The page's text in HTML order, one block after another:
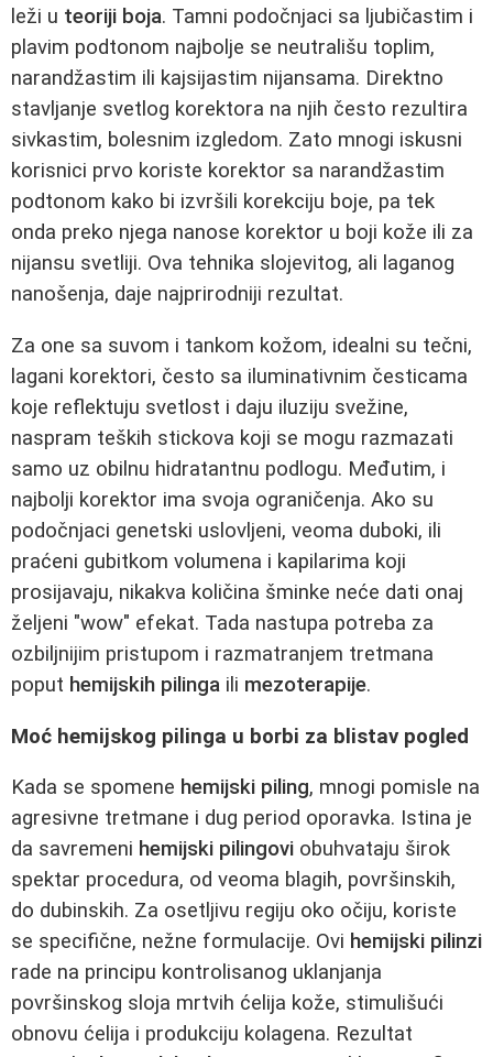
leži u teoriji boja. Tamni podočnjaci sa ljubičastim i
plavim podtonom najbolje se neutrališu toplim,
narandžastim ili kajsijastim nijansama. Direktno
stavljanje svetlog korektora na njih često rezultira
sivkastim, bolesnim izgledom. Zato mnogi iskusni
korisnici prvo koriste korektor sa narandžastim
podtonom kako bi izvršili korekciju boje, pa tek
onda preko njega nanose korektor u boji kože ili za
nijansu svetliji. Ova tehnika slojevitog, ali laganog
nanošenja, daje najprirodniji rezultat.
Za one sa suvom i tankom kožom, idealni su tečni,
lagani korektori, često sa iluminativnim česticama
koje reflektuju svetlost i daju iluziju svežine,
naspram teških stickova koji se mogu razmazati
samo uz obilnu hidratantnu podlogu. Međutim, i
najbolji korektor ima svoja ograničenja. Ako su
podočnjaci genetski uslovljeni, veoma duboki, ili
praćeni gubitkom volumena i kapilarima koji
prosijavaju, nikakva količina šminke neće dati onaj
željeni "wow" efekat. Tada nastupa potreba za
ozbiljnijim pristupom i razmatranjem tretmana
poput hemijskih pilinga ili mezoterapije.
Moć hemijskog pilinga u borbi za blistav pogled
Kada se spomene hemijski piling, mnogi pomisle na
agresivne tretmane i dug period oporavka. Istina je
da savremeni hemijski pilingovi obuhvataju širok
spektar procedura, od veoma blagih, površinskih,
do dubinskih. Za osetljivu regiju oko očiju, koriste
se specifične, nežne formulacije. Ovi hemijski pilinzi
rade na principu kontrolisanog uklanjanja
površinskog sloja mrtvih ćelija kože, stimulišući
obnovu ćelija i produkciju kolagena. Rezultat